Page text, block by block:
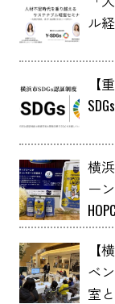
ル
【
横
ー
【
ベ
室